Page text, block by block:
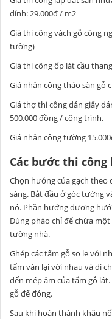
dính: 29.000đ / m2
Giá thi công vách gỗ công
tường)
Giá thi công ốp lát cầu
Giá nhân công tháo sàn gỗ
Giá thợ thi công dán giấy
500.000 đồng / công trình.
Giá nhân công tường
Các bước thi
Chọn hướng của gạch theo
sáng. Bắt đầu ở góc tường
nó. Phần hướng dương
Dùng phào chỉ để chừa
tường nhà.
Ghép các tấm gỗ so le với
tấm ván lại với nhau và di
đến mép âm của tấm gỗ
gỗ để đóng.
Sau khi hoàn thành khâu